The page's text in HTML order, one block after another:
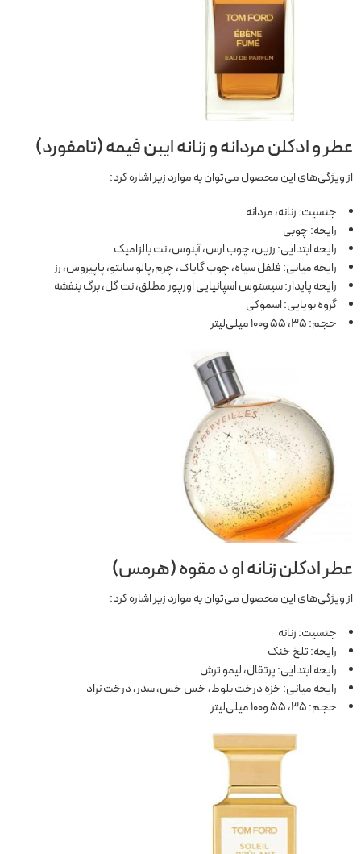
عطر و ادکلن مردانه و زنانه ایبن فیمه (تامفورد)
از ویژگی‌های این محصول می‌توان به موارد زیر اشاره کرد:
جنسیت: زنانه، مردانه
رایحه: چوبی
رایحه ابتدایی: رزین، چوب ارس، آبنوس، نت بالزامیک
رایحه میانی: فلفل سیاه، چوب گایاک، چرم,پالو سانتو، پاپیروس، رز
رایحه پایدار: سیستوس اسپانیایی اورپور مطلق، نت گل، برگ بنفشه
گروه بویایی: اسموکی
حجم: 35، 55 و100 میلی‌لیتر
عطر ادکلن زنانه او د مقوه (هرمس)
از ویژگی‌های این محصول می‌توان به موارد زیر اشاره کرد:
جنسیت: زنانه
رایحه: تلخ خنک
رایحه ابتدایی: پرتقال، لیمو ترش
رایحه میانی: خزه درخت بلوط، خس خس، سدر، درخت نراد
حجم: 35، 55 و100 میلی‌لیتر